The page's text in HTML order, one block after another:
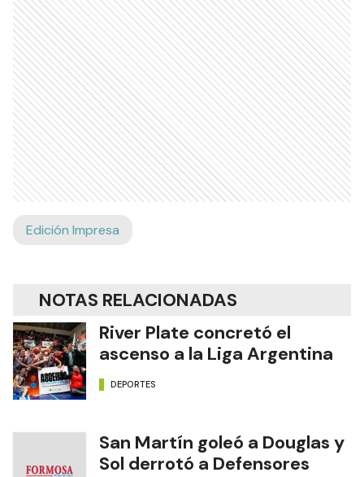
Edición Impresa
NOTAS RELACIONADAS
River Plate concretó el
ascenso a la Liga Argentina
DEPORTES
San Martín goleó a Douglas y
Sol derrotó a Defensores